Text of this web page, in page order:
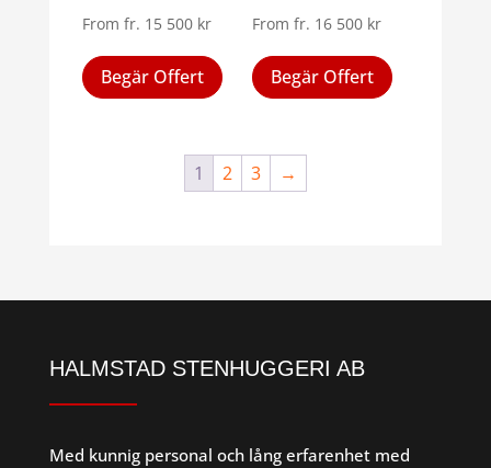
produktsidan
From fr. 15 500 kr
Begär Offert
här
flera
varianter.
kan
på
From fr. 16 500 kr
Begär Offert
här
kan
1 2 3 →
HALMSTAD STENHUGGERI AB
Med kunnig personal och lång erfarenhet med